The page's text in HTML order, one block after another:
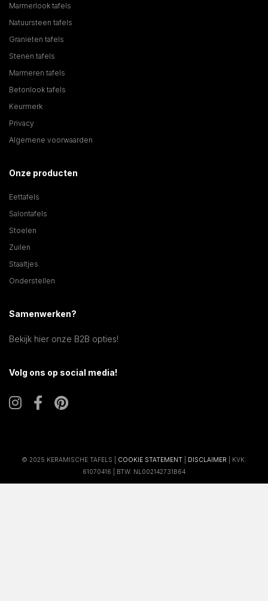
Marmerlook tafels
Natuursteen tafels
Granieten tafels
Stenen tafels
Marmeren tafels
Betonlook tafels
Keurmerk
Privacy
Algemene voorwaarden
Onze producten
Eettafels
Salontafels
Stoelen
Zuilen
Staaltjes
Onderstellen
Samenwerken?
Bekijk hier onze B2B opties!
Volg ons op social media!
© 2025 KERAMISCHE TAFELS | COOKIE STATEMENT DISCLAIMER | KVK:
61070416 | BTW: NL002142731B64